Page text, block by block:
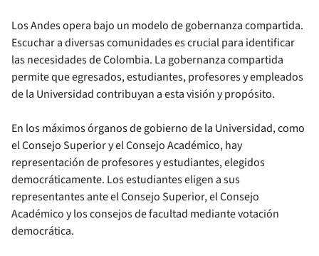
Los Andes opera bajo un modelo de gobernanza compartida.
Escuchar a diversas comunidades es crucial para identificar
las necesidades de Colombia. La gobernanza compartida
permite que egresados, estudiantes, profesores y empleados
de la Universidad contribuyan a esta visión y propósito.
En los máximos órganos de gobierno de la Universidad, como
el Consejo Superior y el Consejo Académico, hay
representación de profesores y estudiantes, elegidos
democráticamente. Los estudiantes eligen a sus
representantes ante el Consejo Superior, el Consejo
Académico y los consejos de facultad mediante votación
democrática.